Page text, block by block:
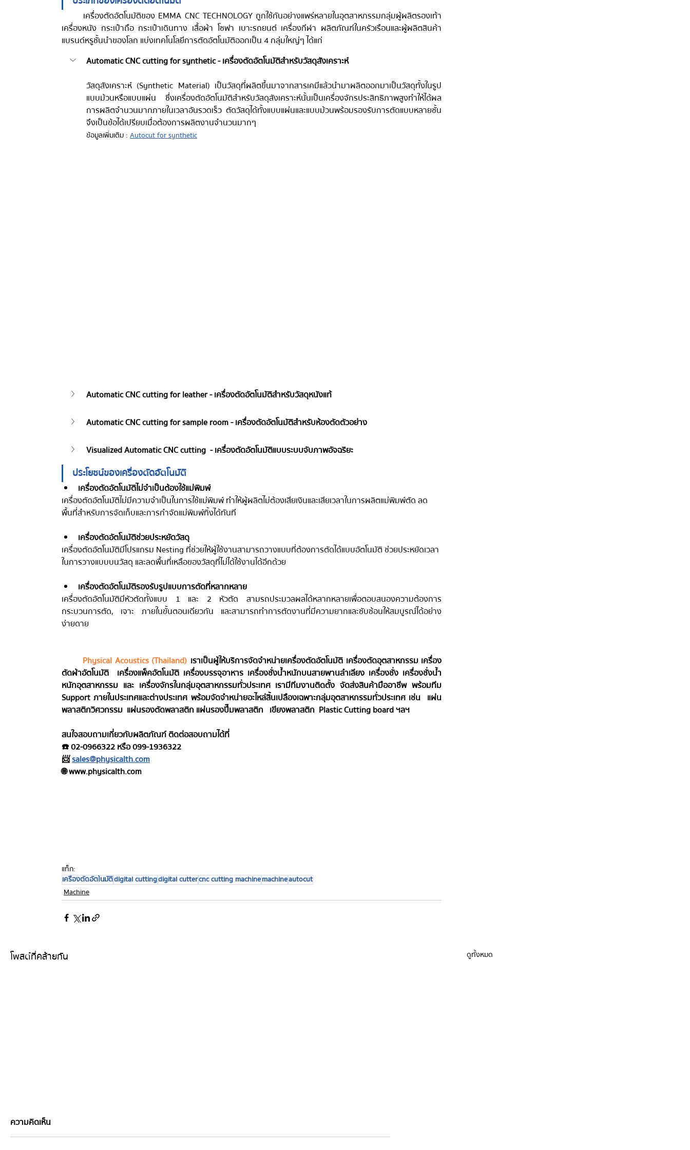
เครื่องหนัง กระเป๋าถือ กระเป๋าเดินทาง เสื้อผ้า โซฟา เบาะรถยนต์ เครื่องกีฬา ผลิตภัณฑ์ในครัวเรือนและผู้ผลิตสินค้า
แบรนด์หรูชั้นนำของโลก แบ่งเทคโนโลยีการตัดอัตโนมัติออกเป็น 4 กลุ่มใหญ่ๆ ได้แก่
Automatic CNC cutting for synthetic - เครื่องตัดอัตโนมัติสำหรับวัสดุสังเคราะห์
วัสดุสังเคราะห์ (Synthetic Material) เป็นวัสดุที่ผลิตขึ้นมาจากสารเคมีแล้วนำมาผลิตออกมาเป็นวัสดุทั้งในรูป
แบบม้วนหรือแบบแผ่น ซึ่งเครื่องตัดอัตโนมัติสำหรับวัสดุสังเคราะห์นั้นเป็นเครื่องจักรประสิทธิภาพสูงทำให้ได้ผล
การผลิตจำนวนมากภายในเวลาอันรวดเร็ว ตัดวัสดุได้ทั้งแบบแผ่นและแบบม้วนพร้อมรองรับการตัดแบบหลายชั้น
จึงเป็นข้อได้เปรียบเมื่อต้องการผลิตงานจำนวนมากๆ
ข้อมูลเพิ่มเติม : Autocut for synthetic
Automatic CNC cutting for leather - เครื่องตัดอัตโนมัติสำหรับวัสดุหนังแท้
Automatic CNC cutting for sample room - เครื่องตัดอัตโนมัติสำหรับห้องตัดตัวอย่าง
Visualized Automatic CNC cutting  - เครื่องตัดอัตโนมัติแบบระบบจับภาพอัจฉริยะ
ประโยชน์ของเครื่องตัดอัตโนมัติ
เครื่องตัดอัตโนมัติไม่จำเป็นต้องใช้แม่พิมพ์
เครื่องตัดอัตโนมัติไม่มีความจำเป็นในการใช้แม่พิมพ์ ทำให้ผู้ผลิตไม่ต้องเสียเงินและเสียเวลาในการผลิตแม่พิมพ์ตัด ลด
พื้นที่สำหรับการจัดเก็บและการกำจัดแม่พิมพ์ทิ้งได้ทันที
เครื่องตัดอัตโนมัติช่วยประหยัดวัสดุ
เครื่องตัดอัตโนมัติมีโปรแกรม Nesting ที่ช่วยให้ผู้ใช้งานสามารถวางแบบที่ต้องการตัดได้แบบอัตโนมัติ ช่วยประหยัดเวลา
ในการวางแบบบนวัสดุ และลดพื้นที่เหลือของวัสดุที่ไม่ได้ใช้งานได้อีกด้วย
เครื่องตัดอัตโนมัติรองรับรูปแบบการตัดที่หลากหลาย
เครื่องตัดอัตโนมัติมีหัวตัดทั้งแบบ 1 และ 2 หัวตัด สามรถประมวลผลได้หลากหลายเพื่อตอบสนองความต้องการ
กระบวนการตัด, เจาะ ภายในขั้นตอนเดียวกัน และสามารถทำการตัดงานที่มีความยากและซับซ้อนให้สมบูรณ์ได้อย่าง
ง่ายดาย
Physical Acoustics (Thailand) เราเป็นผู้ให้บริการจัดจำหน่ายเครื่องตัดอัตโนมัติ เครื่องตัดอุตสาหกรรม เครื่อง
ตัดผ้าอัตโนมัติ  เครื่องแพ็คอัตโนมัติ เครื่องบรรจุอาหาร เครื่องชั่งน้ำหนักบนสายพานลำเลียง เครื่องชั่ง เครื่องชั่งน้ำ
หนักอุตสาหกรรม และ เครื่องจักรในกลุ่มอุตสาหกรรมทั่วประเทศ เรามีทีมงานติดตั้ง จัดส่งสินค้ามืออาชีพ พร้อมทีม
Support ภายในประเทศและต่างประเทศ​ พร้อมจัดจำหน่ายอะไหล่สิ้นเปลืองเฉพาะกลุ่มอุตสาหกรรมทั่วประเทศ เช่น  แผ่น
พลาสติกวิศวกรรม  แผ่นรองตัดพลาสติก แผ่นรองปี๊มพลาสติก   เขียงพลาสติก  Plastic Cutting board ฯลฯ
สนใจสอบถามเกี่ยวกับผลิตภัณฑ์ ติดต่อสอบถามได้ที่
☎️ 02-0966322 หรือ 099-1936322
📨 sales@physicalth.com
🌐 www.physicalth.com
แท็ก:
เครื่องตัดอัตโนมัติdigital cuttingdigital cuttercnc cutting machinemachineautocut
Machine
โพสต์ที่คล้ายกัน ดูทั้งหมด
ความคิดเห็น